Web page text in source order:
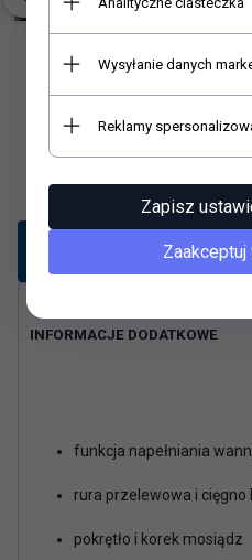
Opis produktu
INFORMACJE DODATKOWE
funkcja napełniania
rura przelewowa i
pokrętło i korek mosiądz
Wysyłanie danych
Reklamy
Zapisz